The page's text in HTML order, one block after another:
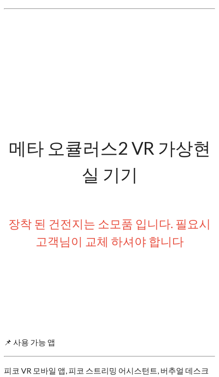
메타 오큘러스2 VR 가상현
실 기기
장착 된 건전지는 소모품 입니다. 필요시
고객님이 교체 하셔야 합니다
📌 사용 가능 앱
피코 VR 모바일 앱, 피코 스트리밍 어시스턴트, 버추얼 데스크